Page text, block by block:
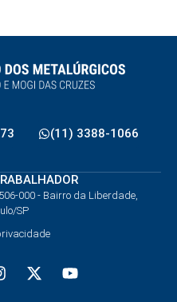
(11) 3388-1066
000 - Bairro da Liberdade,
SP